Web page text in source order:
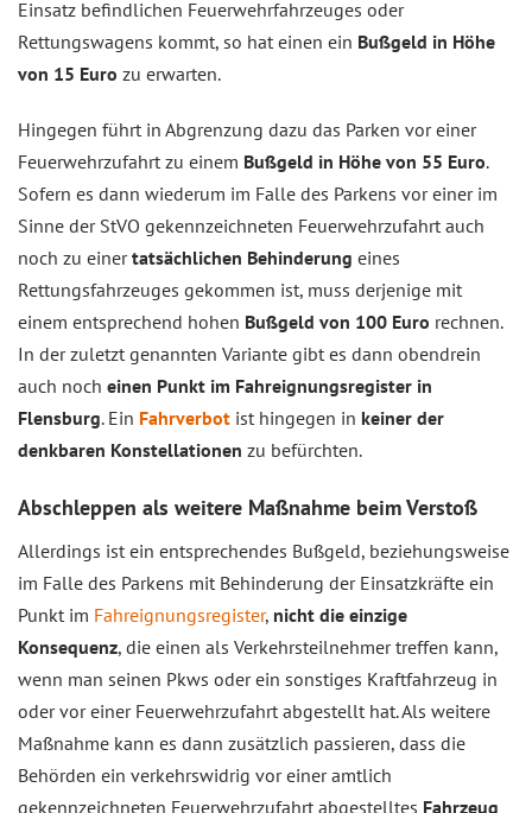
Einsatz befindlichen Feuerwehrfahrzeuges oder
Rettungswagens kommt, so hat einen ein Bußgeld in Höhe
von 15 Euro zu erwarten.
Hingegen führt in Abgrenzung dazu das Parken vor einer
Feuerwehrzufahrt zu einem Bußgeld in Höhe von 55 Euro.
Sofern es dann wiederum im Falle des Parkens vor einer im
Sinne der StVO gekennzeichneten Feuerwehrzufahrt auch
noch zu einertatsächlichen Behinderung eines
Rettungsfahrzeuges gekommen ist, muss derjenige mit
einem entsprechend hohen Bußgeld von 100 Euro rechnen.
In der zuletzt genannten Variante gibt es dann obendrein
auch noch einen Punkt im Fahreignungsregister in
Flensburg. Ein Fahrverbot ist hingegen in keiner der
denkbaren Konstellationen zu befürchten.
Abschleppen als weitere Maßnahme beim Verstoß
Allerdings ist ein entsprechendes Bußgeld, beziehungsweise
im Falle des Parkens mit Behinderung der Einsatzkräfte ein
Punkt im Fahreignungsregister, nicht die einzige
Konsequenz, die einen als Verkehrsteilnehmer treffen kann,
wenn man seinen Pkws oder ein sonstiges Kraftfahrzeug in
oder vor einer Feuerwehrzufahrt abgestellt hat. Als weitere
Maßnahme kann es dann zusätzlich passieren, dass die
Behörden ein verkehrswidrig vor einer amtlich
gekennzeichneten Feuerwehrzufahrt abgestelltes Fahrzeug